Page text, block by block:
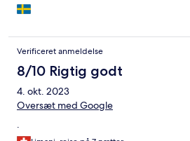
Verificeret anmeldelse
8/10 Rigtig godt
4. okt. 2023
Oversæt med Google
.